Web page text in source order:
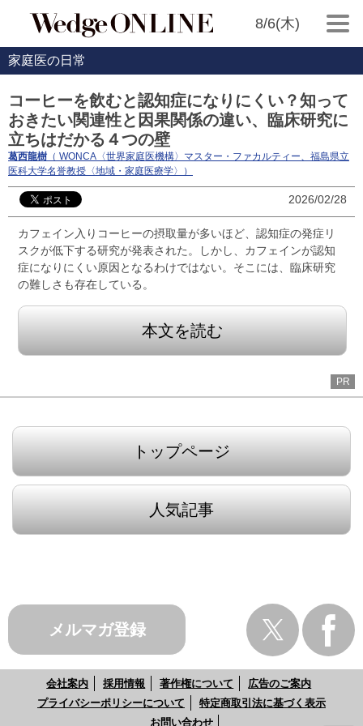
8/6(木)
家庭医の日常
コーヒーを飲むと認知症になりにくい？知って
おきたい関連性と因果関係の違い、臨床研究に
立ちはだかる４つの壁
葛西龍樹 （ WONCA〈世界家庭医機構〉マスター・ファカルティー、福島県立
医科大学名誉教授〈地域・家庭医療学〉）
2026/02/28
カフェイン入りコーヒーの摂取量が多いほど、認知症の発症リ
スクが低下する研究が発表された。しかし、カフェインが認知
症になりにくい原因となるわけではない。そこには、臨床研究
の難しさも存在している。
本文を読む
PR
トップページ
人気記事
メルマガ登録
会社案内 採用情報 著作権について
広告のご案内
プライバシーポリシーについて
特定商取引法に基づく表示
お問い合わせ